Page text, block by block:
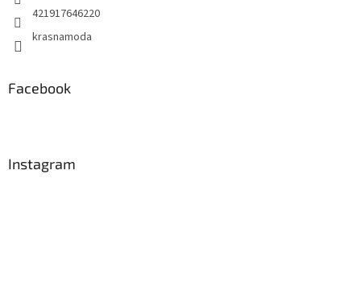
421917646220
krasnamoda
Facebook
Instagram